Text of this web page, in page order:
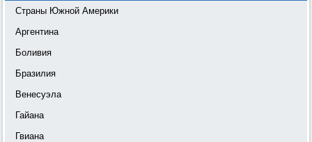
Страны Южной Америки
Аргентина
Боливия
Бразилия
Венесуэла
Гайана
Гвиана